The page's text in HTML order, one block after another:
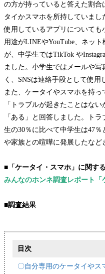
の方が持っていると答えた割合
タイかスマホを所持していまし
使用しているアプリについて
用途がLINEやYouTube、ネッ
が、中学生ではTikTok や
ました。小学生ではメールや
く、SNSは連絡手段として使用
また、ケータイやスマホを持
「トラブルが起きたことはな
「ある」と回答しました。ト
生の30％に比べて中学生は47
や家族との喧嘩に発展したなど
■「ケータイ・スマホ」に関す
みんなのホンネ調査レポート「
■調査結果
目次
〇自分専用のケータイやス